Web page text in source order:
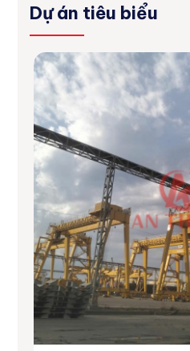
Dự án tiêu biểu